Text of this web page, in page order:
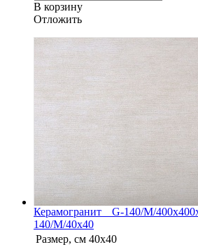
В корзину
Oтложить
Керамогранит G-140/M/
140/M/40x40
Размер, см 40x40